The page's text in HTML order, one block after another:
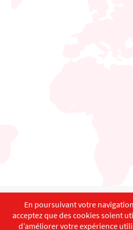
English Français
Copyright ©ISEC-AdW
En poursuivant votre
acceptez que des cookies soient
d’améliorer votre expérience